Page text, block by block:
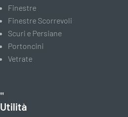
Finestre
Finestre Scorrevoli
Scuri e Persiane
Portoncini
Vetrate
Utilità